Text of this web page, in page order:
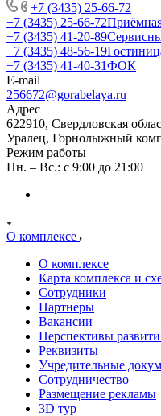
+7 (3435) 25-66-72
+7 (3435) 25-66-72
+7 (3435) 41-20-89
+7 (3435) 48-56-19
+7 (3435) 41-40-31ФОК
E-mail
256672@gorabelaya.ru
Адрес
622910, Свердловская
Уралец, Горнолыжный
Режим работы
Пн. – Вс.: с 9:00 до 21:00
О комплексе
О комплексе
Карта комплекса и
Сотрудники
Партнеры
Вакансии
Перспективы
Реквизиты
Учредительные
Сотрудничество
Размещение рекламы
3D тур